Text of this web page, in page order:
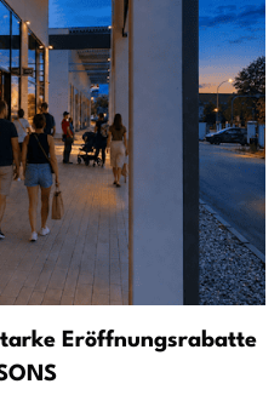
Eröffnungsrabatte